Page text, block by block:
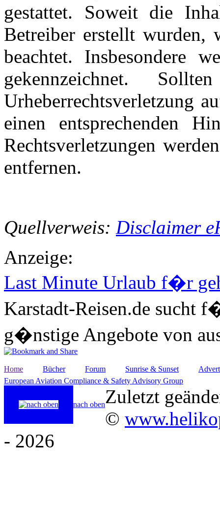
gestattet. Soweit die
Betreiber erstellt wurden,
beachtet. Insbesondere
gekennzeichnet.
Urheberrechtsverletzung
einen entsprechenden
Rechtsverletzungen
entfernen.
Quellverweis: Disclaimer
Anzeige:
Last Minute Urlaub f�r
Karstadt-Reisen.de sucht
g�nstige Angebote von
Home Bücher Forum Sunrise & Sunset
European Aviation Compliance & Safety Advisory Group
nach obenZuletzt
©
- 2026